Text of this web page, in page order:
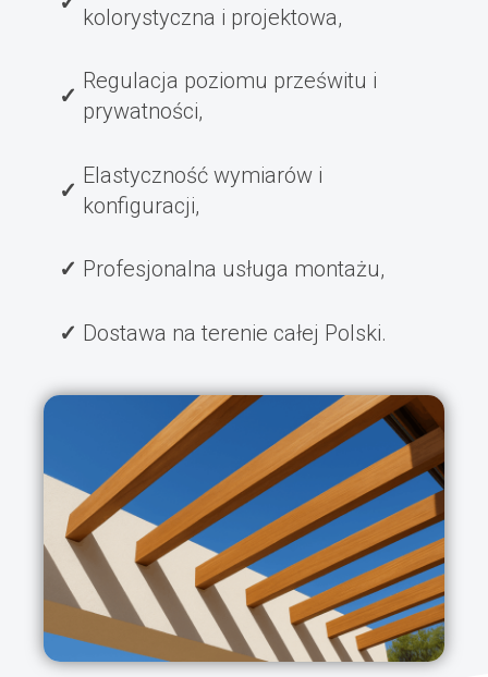
kolorystyczna i projektowa,
Regulacja poziomu prześwitu i
prywatności,
Elastyczność wymiarów i
konfiguracji,
Profesjonalna usługa montażu,
Dostawa na terenie całej Polski.